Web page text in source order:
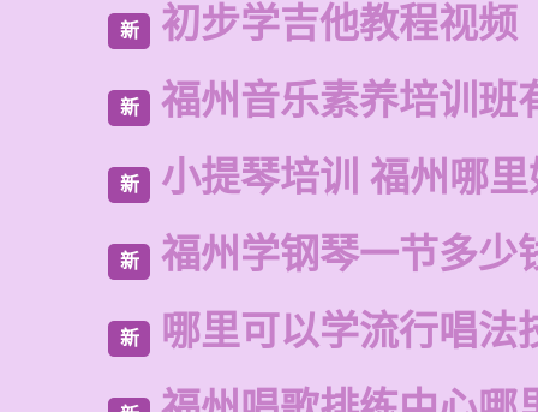
新 初步学吉他教程视频
新 福州音乐素养培训班
新 小提琴培训 福州哪
新 福州学钢琴一节多少
新 哪里可以学流行唱法